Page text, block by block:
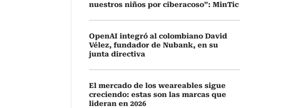
nuestros niños por ciberacoso”: MinTic
OpenAI integró al colombiano David
Vélez, fundador de Nubank, en su
junta directiva
El mercado de los weareables sigue
creciendo: estas son las marcas que
lideran en 2026